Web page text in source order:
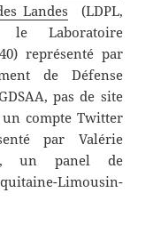
Landes (LDPL,
Laboratoire
représenté par
de Défense
pas de site
compte Twitter
par Valérie
un panel de
Limousin-